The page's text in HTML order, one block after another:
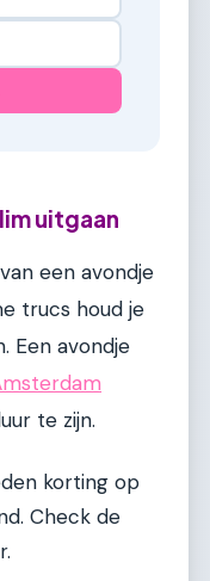
uitgaan
een avondje
trucs houd je
Een avondje
te zijn.
korting op
Check de